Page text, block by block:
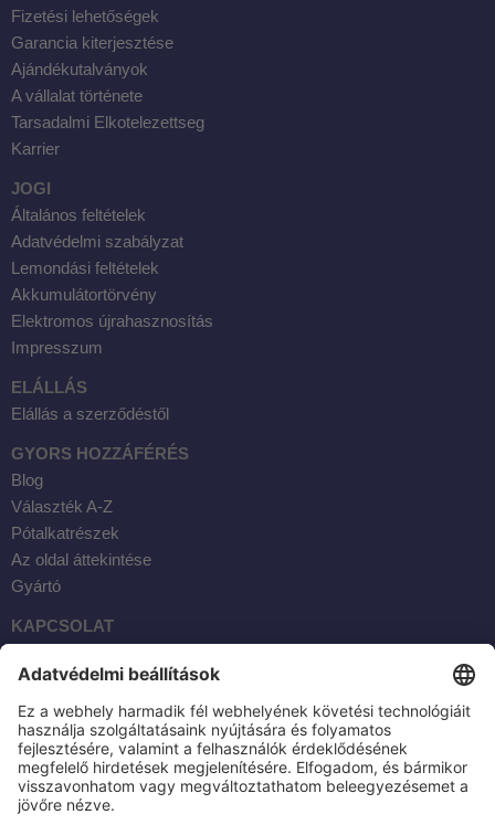
Fizetési lehetőségek
Garancia kiterjesztése
Ajándékutalványok
A vállalat története
Tarsadalmi Elkotelezettseg
Karrier
JOGI
Általános feltételek
Adatvédelmi szabályzat
Lemondási feltételek
Akkumulátortörvény
Elektromos újrahasznosítás
Impresszum
ELÁLLÁS
Elállás a szerződéstől
GYORS HOZZÁFÉRÉS
Blog
Választék A-Z
Pótalkatrészek
Az oldal áttekintése
Gyártó
KAPCSOLAT
Instagram
YouTube
E-mail
AKTOBIS AG
BORSIGSTR. 20